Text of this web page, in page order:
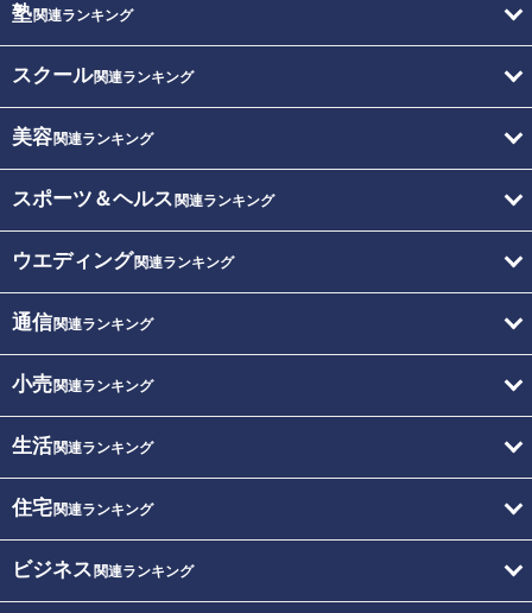
塾関連ランキング
スクール関連ランキング
美容関連ランキング
スポーツ＆ヘルス 関連ランキング
ウエディング関連ランキング
通信関連ランキング
小売関連ランキング
生活関連ランキング
住宅関連ランキング
ビジネス 関連ランキング